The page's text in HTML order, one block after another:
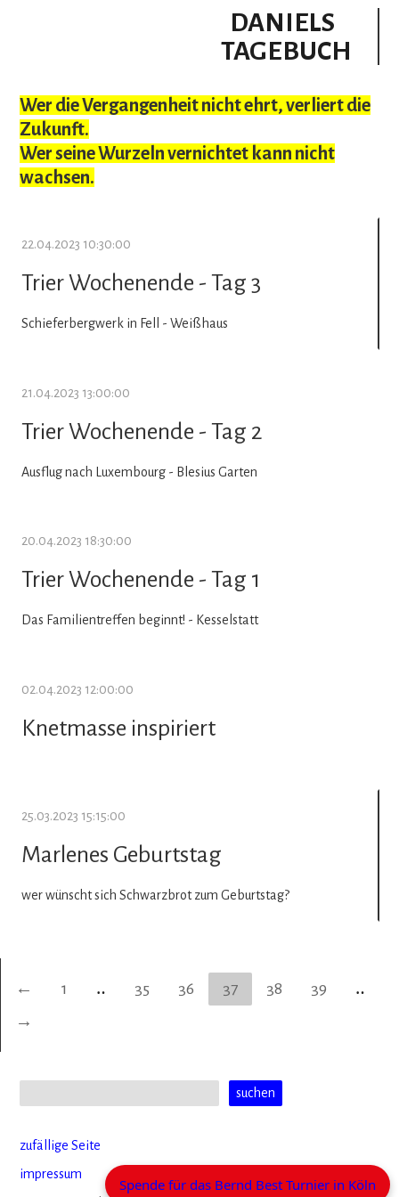
Spende für das Bernd Best Turnier in Köln
DANIELS
TAGEBUCH
Wer die Vergangenheit nicht ehrt, verliert die
Zukunft.
Wer seine Wurzeln vernichtet kann nicht
wachsen.
22.04.2023 10:30:00
Trier Wochenende - Tag 3
Schieferbergwerk in Fell - Weißhaus
21.04.2023 13:00:00
Trier Wochenende - Tag 2
Ausflug nach Luxembourg - Blesius Garten
20.04.2023 18:30:00
Trier Wochenende - Tag 1
Das Familientreffen beginnt! - Kesselstatt
02.04.2023 12:00:00
Knetmasse inspiriert
25.03.2023 15:15:00
Marlenes Geburtstag
wer wünscht sich Schwarzbrot zum Geburtstag?
← 1 ‥ 35 36 37 38 39
‥
→
zufällige Seite
impressum